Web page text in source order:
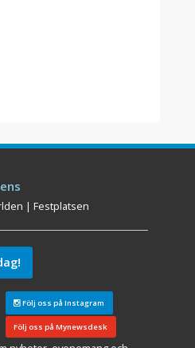
|Festplatsen
Följ oss på Instagram
Följ oss på Mynewsdesk